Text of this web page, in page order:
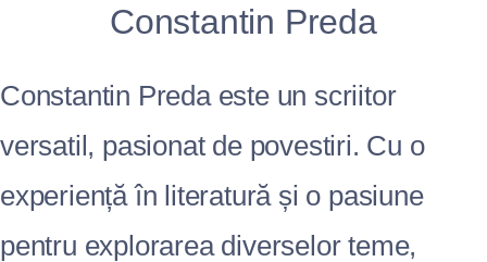
Constantin Preda
Constantin Preda este un scriitor
versatil, pasionat de povestiri. Cu o
experiență în literatură și o pasiune
pentru explorarea diverselor teme,